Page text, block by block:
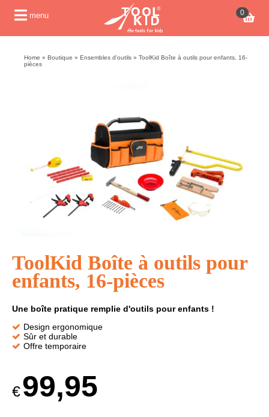
menu 0
Home » Boutique » Ensembles d'outils » ToolKid Boîte à outils pour enfants, 16-
pièces
ToolKid Boîte à outils pour
enfants, 16-pièces
Une boîte pratique remplie d'outils pour enfants !
Design ergonomique
Sûr et durable
Offre temporaire
€99,95